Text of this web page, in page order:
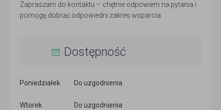
Zapraszam do kontaktu – chętnie odpowiem na pytania i
pomogę dobrać odpowiedni zakres wsparcia.
Dostępność
Poniedziałek Do uzgodnienia
Wtorek Do uzgodnienia